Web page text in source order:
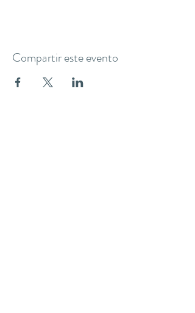
Compartir este evento